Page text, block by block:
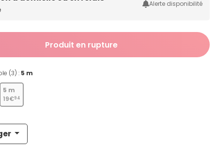
Alerte disponibilité
Produit en rupture
(3) : 5 m
5 m
19€94